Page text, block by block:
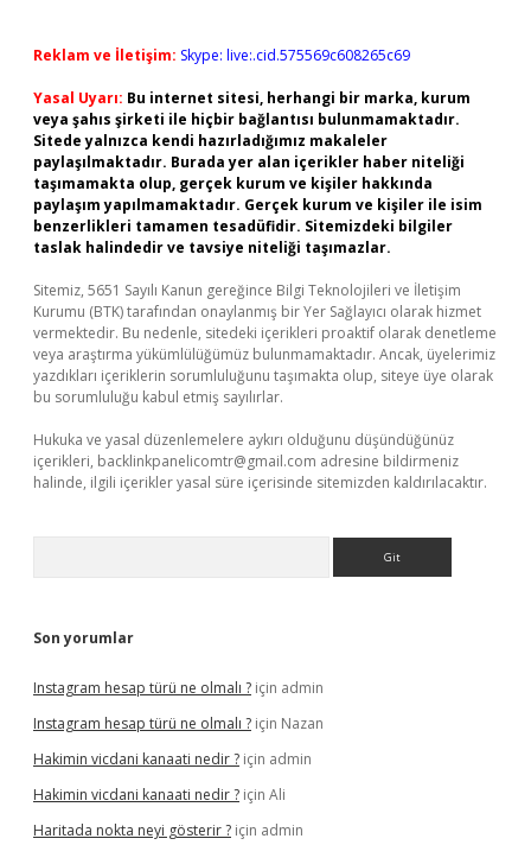
Reklam ve İletişim: Skype: live:.cid.575569c608265c69
Yasal Uyarı: Bu internet sitesi, herhangi bir marka, kurum
veya şahıs şirketi ile hiçbir bağlantısı bulunmamaktadır.
Sitede yalnızca kendi hazırladığımız makaleler
paylaşılmaktadır. Burada yer alan içerikler haber niteliği
taşımamakta olup, gerçek kurum ve kişiler hakkında
paylaşım yapılmamaktadır. Gerçek kurum ve kişiler ile isim
benzerlikleri tamamen tesadüfidir. Sitemizdeki bilgiler
taslak halindedir ve tavsiye niteliği taşımazlar.
Sitemiz, 5651 Sayılı Kanun gereğince Bilgi Teknolojileri ve İletişim
Kurumu (BTK) tarafından onaylanmış bir Yer Sağlayıcı olarak hizmet
vermektedir. Bu nedenle, sitedeki içerikleri proaktif olarak denetleme
veya araştırma yükümlülüğümüz bulunmamaktadır. Ancak, üyelerimiz
yazdıkları içeriklerin sorumluluğunu taşımakta olup, siteye üye olarak
bu sorumluluğu kabul etmiş sayılırlar.
Hukuka ve yasal düzenlemelere aykırı olduğunu düşündüğünüz
içerikleri, backlinkpanelicomtr@gmail.com adresine bildirmeniz
halinde, ilgili içerikler yasal süre içerisinde sitemizden kaldırılacaktır.
Son yorumlar
Instagram hesap türü ne olmalı ? için admin
Instagram hesap türü ne olmalı ? için Nazan
Hakimin vicdani kanaati nedir ? için admin
Hakimin vicdani kanaati nedir ? için Ali
Haritada nokta neyi gösterir ? için admin